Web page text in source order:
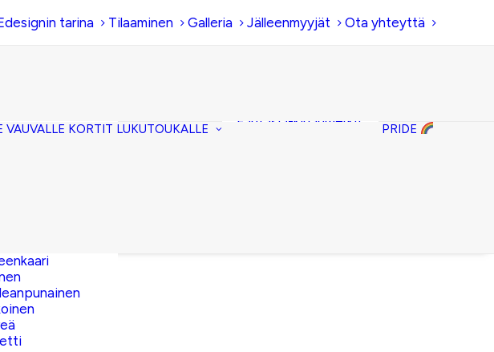
tarina Tilaaminen Galleria Jälleenmyyjät Ota yhteyttä
VAUVALLE KORTIT LUKUTOUKALLE
Fantasia-kirjanmerkit
PRIDE